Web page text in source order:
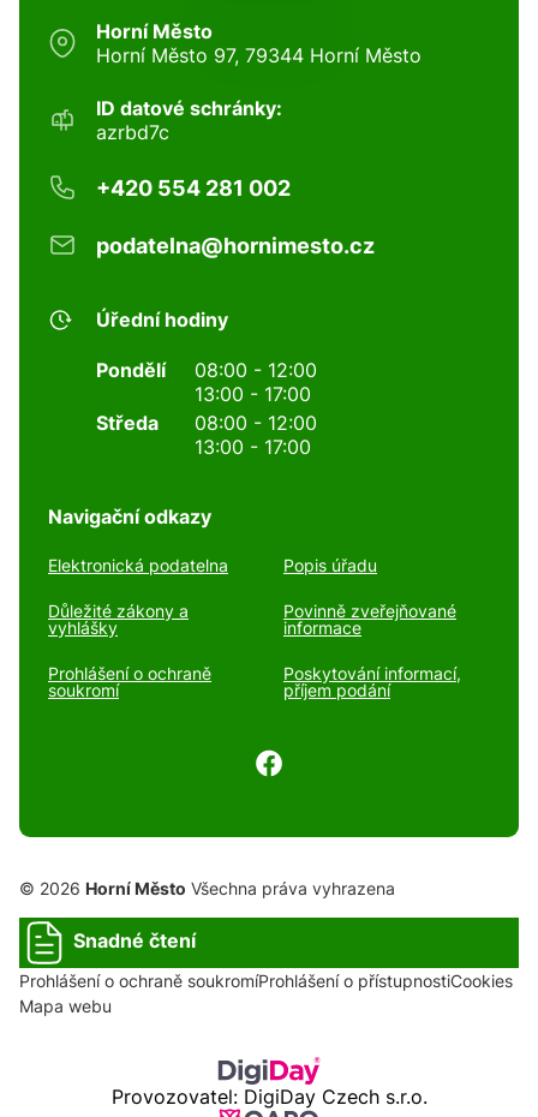
Horní Město
Horní Město 97, 79344 Horní Město
ID datové schránky:
azrbd7c
+420 554 281 002
podatelna@hornimesto.cz
Úřední hodiny
Pondělí
08:00 - 12:00
13:00 - 17:00
Středa
08:00 - 12:00
13:00 - 17:00
Navigační odkazy
Elektronická podatelna Popis úřadu
Důležité zákony a
vyhlášky
Povinně zveřejňované
informace
Prohlášení o ochraně
soukromí
Poskytování informací,
příjem podání
© 2026 Horní Město Všechna práva vyhrazena
Snadné čtení
Prohlášení o ochraně soukromíProhlášení o přístupnostiCookies
Mapa webu
Provozovatel: DigiDay Czech s.r.o.